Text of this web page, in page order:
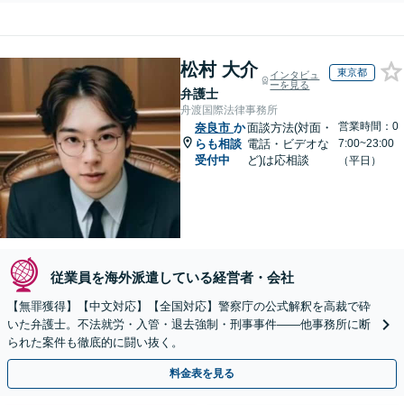
松村 大介
弁護士
インタビュ
ーを見る
東京都
舟渡国際法律事務所
奈良市 か
らも相談
受付中
面談方法(対面・
電話・ビデオな
ど)は応相談
営業時間：0
7:00~23:00
（平日）
従業員を海外派遣している経営者・会社
【無罪獲得】【中文対応】【全国対応】警察庁の公式解釈を高裁で砕
いた弁護士。不法就労・入管・退去強制・刑事事件——他事務所に断
られた案件も徹底的に闘い抜く。
料金表を見る